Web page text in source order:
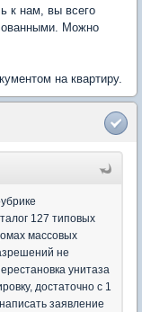
к нам, вы всего
Можно
на квартиру.
127 типовых
массовых
не
унитаза
достаточно с 1
заявление